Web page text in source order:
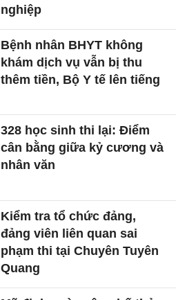
nghiệp
Bệnh nhân BHYT không
khám dịch vụ vẫn bị thu
thêm tiền, Bộ Y tế lên tiếng
328 học sinh thi lại: Điểm
cân bằng giữa kỷ cương và
nhân văn
Kiểm tra tổ chức đảng,
đảng viên liên quan sai
phạm thi tại Chuyên Tuyên
Quang